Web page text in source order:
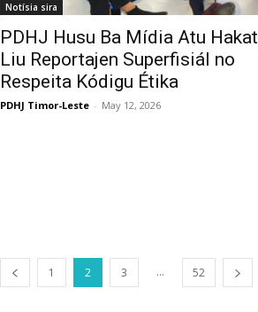
Notísia sira
PDHJ Husu Ba Mídia Atu Hakat
Liu Reportajen Superfisiál no
Respeita Kódigu Étika
PDHJ Timor-Leste - May 12, 2026
1 2 3 ... 52